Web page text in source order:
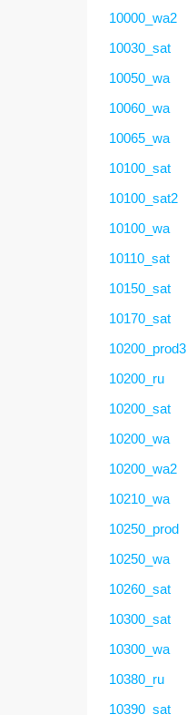
10000_wa2
10030_sat
10050_wa
10060_wa
10065_wa
10100_sat
10100_sat2
10100_wa
10110_sat
10150_sat
10170_sat
10200_prod3
10200_ru
10200_sat
10200_wa
10200_wa2
10210_wa
10250_prod
10250_wa
10260_sat
10300_sat
10300_wa
10380_ru
10390_sat